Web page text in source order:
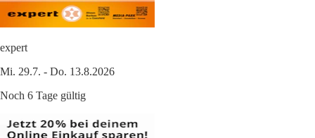
expert
Mi. 29.7. - Do. 13.8.2026
Noch 6 Tage gültig